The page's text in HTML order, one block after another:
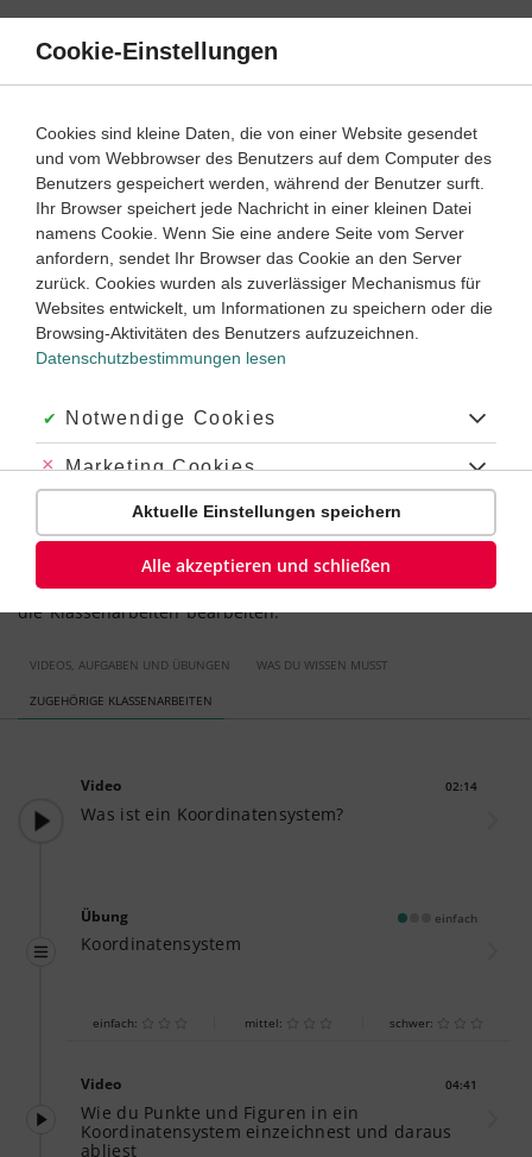
Direkt
Inhalt
Mathematik 5. ‐ 6. Klasse
Koordinatensystem
Dauer: 20 Minuten
Empfohlen von
Tutorin Monica
Was ist ein Koordinatensystem?
eindeutigegeometrische Position
zuordnen. Vielleicht hast
du schon einmal das Spiel „Schiffe versenken“ gespielt: Hier
hilft dir ein Koordinatensystem dabei, die Position eines
Schiffes zu ermitteln.
Wenn du zum Koordinatensystem noch Übungen
brauchst, kannst du prima die interaktiven Übungen nutzen.
Willst du dein Wissen auf die Probe stellen, dann kannst du
dieKlassenarbeitenbearbeiten.
VIDEOS, AUFGABEN UND ÜBUNGEN WAS DU WISSEN MUSST
ZUGEHÖRIGE KLASSENARBEITEN
Video 02:14
Was ist ein Koordinatensystem?
Übung einfach
Koordinatensystem
einfach: mittel: schwer:
Video 04:41
Wie du Punkte und Figuren in ein
Koordinatensystem einzeichnest und daraus
abliest
Cookie-Einstellungen
Cookies sind kleine Daten, die von einer Website gesendet
und vom Webbrowser des Benutzers auf dem Computer des
Benutzers gespeichert werden, während der Benutzer surft.
Ihr Browser speichert jede Nachricht in einer kleinen Datei
namens Cookie. Wenn Sie eine andere Seite vom Server
anfordern, sendet Ihr Browser das Cookie an den Server
zurück. Cookies wurden als zuverlässiger Mechanismus für
Websites entwickelt, um Informationen zu speichern oder die
Browsing-Aktivitäten des Benutzers aufzuzeichnen.
Datenschutzbestimmungen lesen
Akzeptiert:
Notwendige Cookies
Abgelehnt:
Marketing Cookies
Abgelehnt:
Personalisierungs-Cookies
Aktuelle Einstellungen speichern
Alle akzeptieren und schließen